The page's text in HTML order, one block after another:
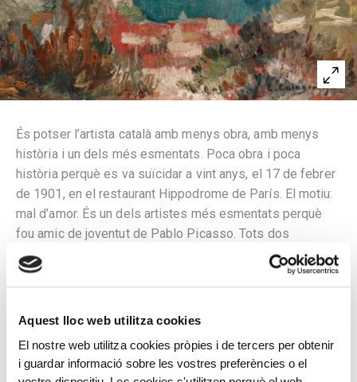
Aquest lloc web utilitza cookies
El nostre web utilitza cookies pròpies i de tercers per obtenir
i guardar informació sobre les vostres preferències o el
És potser l’artista català amb menys obra, amb menys
història i un dels més esmentats. Poca obra i poca
història perquè es va suïcidar a vint anys, el 17 de febrer
de 1901, en el restaurant Hippodrome de París. El motiu:
mal d’amor. És un dels artistes més esmentats perquè
fou amic de joventut de Pablo Picasso. Tots dos
freqüentaven els Quatre Gats, compartien estudi a
Barcelona i marxaren junts a París, on van compartir
dedicar-li «La vida», quadre exemplar del seu període
És més conegut en Casagemas en el seu vessant